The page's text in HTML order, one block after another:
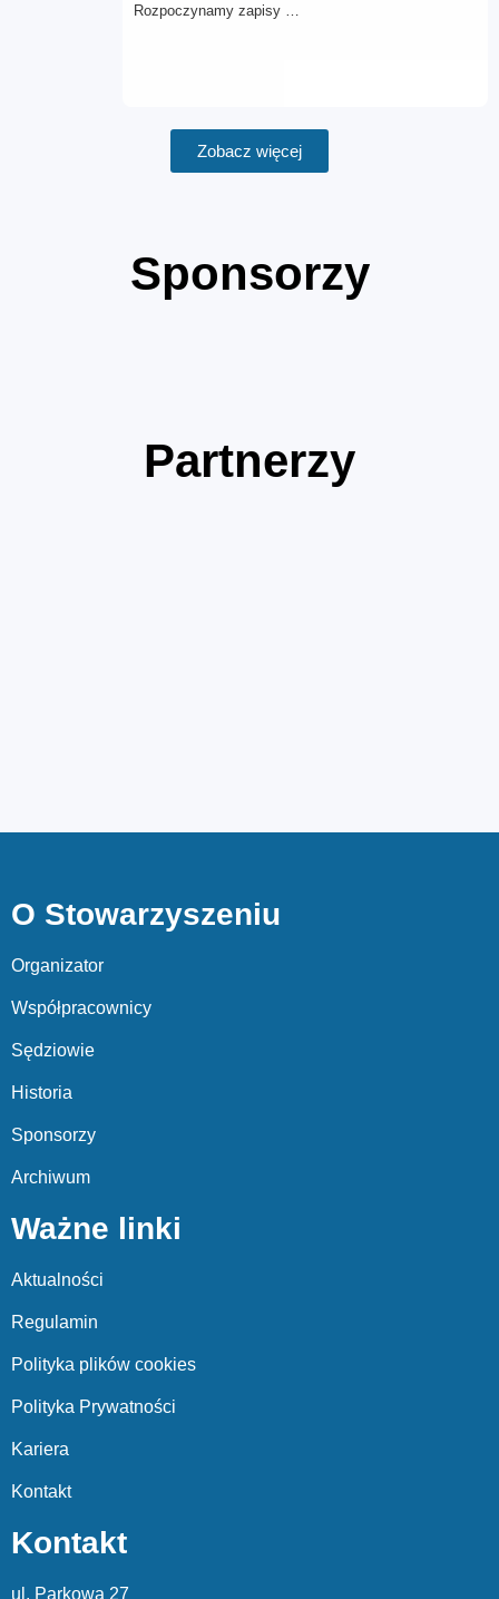
Rozpoczynamy zapisy …
Zobacz więcej
Sponsorzy
Partnerzy
O Stowarzyszeniu
Organizator
Współpracownicy
Sędziowie
Historia
Sponsorzy
Archiwum
Ważne linki
Aktualności
Regulamin
Polityka plików cookies
Polityka Prywatności
Kariera
Kontakt
Kontakt
ul. Parkowa 27